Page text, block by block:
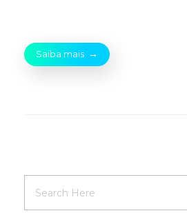
Saiba mais